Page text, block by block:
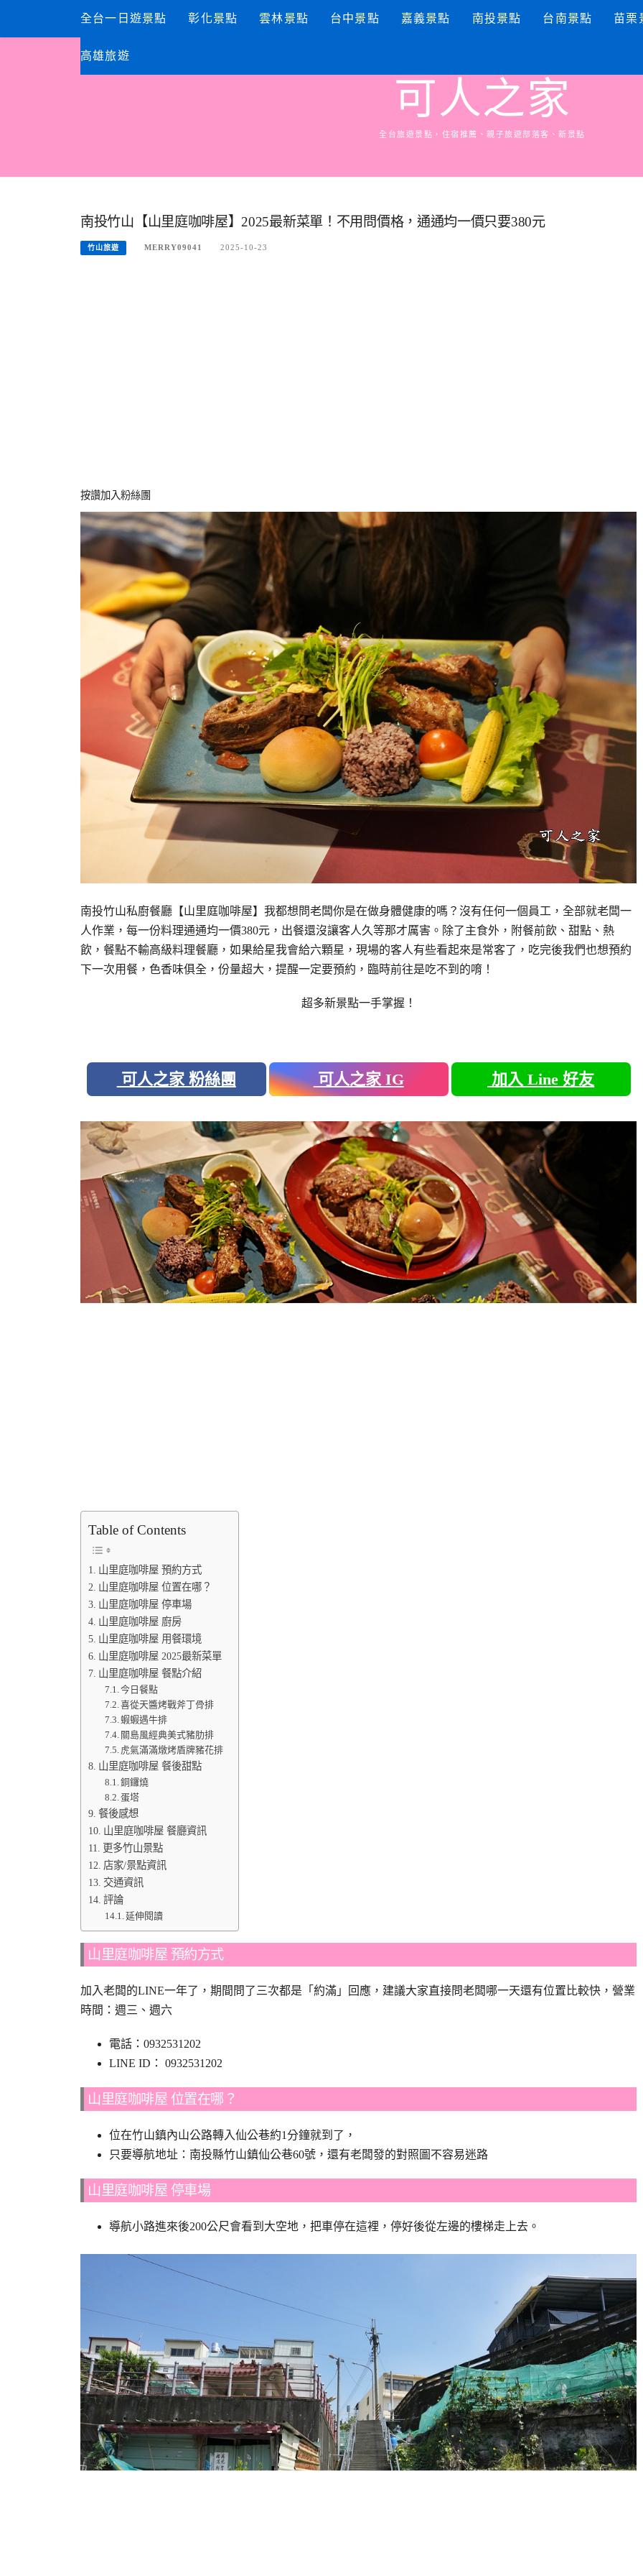
content
全台一日遊景點 彰化景點 雲林景點 台中景點 嘉義景點 南投景點 台南景點 苗栗
高雄旅遊
可人之家
全台旅遊景點，住宿推薦、親子旅遊部落客、新景點
南投竹山【山里庭咖啡屋】2025最新菜單！不用問價格，通通均一價只要380元
竹山旅遊 MERRY09041 2025-10-23
按讚加入粉絲團
南投竹山私廚餐廳【山里庭咖啡屋】我都想問老闆你是在做身體健康的嗎？沒有任何一個員工，全部就老闆一
人作業，每一份料理通通均一價380元，出餐還沒讓客人久等那才厲害。除了主食外，附餐前飲、甜點、熱
飲，餐點不輸高級料理餐廳，如果給星我會給六顆星，現場的客人有些看起來是常客了，吃完後我們也想預約
下一次用餐，色香味俱全，份量超大，提醒一定要預約，臨時前往是吃不到的唷！
超多新景點一手掌握！
可人之家 粉絲團 可人之家 IG 加入 Line 好友
Table of Contents
山里庭咖啡屋 預約方式
山里庭咖啡屋 位置在哪？
山里庭咖啡屋 停車場
山里庭咖啡屋 廚房
山里庭咖啡屋 用餐環境
山里庭咖啡屋 2025最新菜單
山里庭咖啡屋 餐點介紹
今日餐點
喜從天醬烤戰斧丁骨排
蝦蝦遇牛排
關島風經典美式豬肋排
虎氣滿滿燉烤盾牌豬花排
山里庭咖啡屋 餐後甜點
銅鑼燒
蛋塔
餐後感想
山里庭咖啡屋 餐廳資訊
更多竹山景點
店家/景點資訊
交通資訊
評論
延伸閱讀
山里庭咖啡屋 預約方式
加入老闆的LINE一年了，期間問了三次都是「約滿」回應，建議大家直接問老闆哪一天還有位置比較快，營業
時間：週三、週六
電話：0932531202
LINE ID： 0932531202
山里庭咖啡屋 位置在哪？
位在竹山鎮內山公路轉入仙公巷約1分鐘就到了，
只要導航地址：南投縣竹山鎮仙公巷60號，還有老闆發的對照圖不容易迷路
山里庭咖啡屋 停車場
導航小路進來後200公尺會看到大空地，把車停在這裡，停好後從左邊的樓梯走上去。